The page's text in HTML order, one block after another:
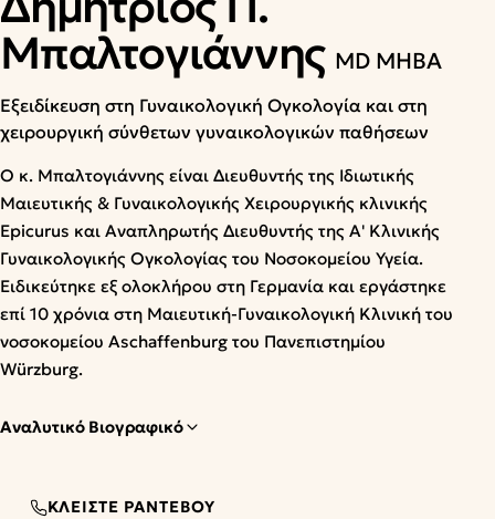
Μπαλτογιάννης MD MHBA
Εξειδίκευση στη Γυναικολογική Ογκολογία και στη
χειρουργική σύνθετων γυναικολογικών παθήσεων
Ο κ. Μπαλτογιάννης είναι Διευθυντής της Ιδιωτικής
Μαιευτικής & Γυναικολογικής Χειρουργικής κλινικής
Epicurus και Αναπληρωτής Διευθυντής της Α' Κλινικής
Γυναικολογικής Ογκολογίας του Νοσοκομείου Υγεία.
Ειδικεύτηκε εξ ολοκλήρου στη Γερμανία και εργάστηκε
επί 10 χρόνια στη Μαιευτική-Γυναικολογική Κλινική του
νοσοκομείου Aschaffenburg του Πανεπιστημίου
Würzburg.
Αναλυτικό Βιογραφικό
ΚΛΕΊΣΤΕ ΡΑΝΤΕΒΟΎ